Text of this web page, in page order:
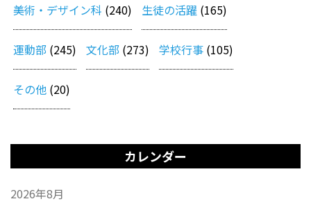
美術・デザイン科 (240) 生徒の活躍 (165)
運動部 (245) 文化部 (273) 学校行事 (105)
その他 (20)
カレンダー
2026年8月